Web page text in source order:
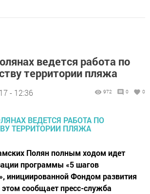
ведется работа по
территории пляжа
- 12:36 972 0 0
Полян полным ходом идет
программы «5 шагов
инициированной Фондом развития
сообщает пресс-служба